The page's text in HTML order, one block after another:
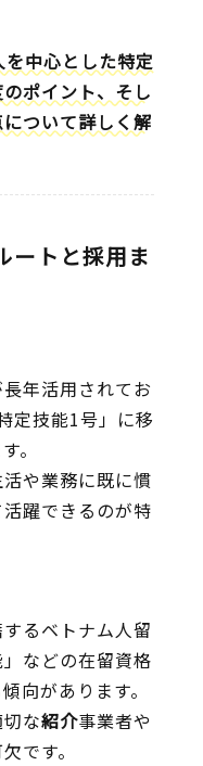
を中心とした特定
ポイント、そし
ついて詳しく解
ートと採用ま
年活用されてお
定技能1号」に移
。
や業務に既に慣
躍できるのが特
るベトナム人留
などの在留資格
向があります。
な紹介事業者や
です。